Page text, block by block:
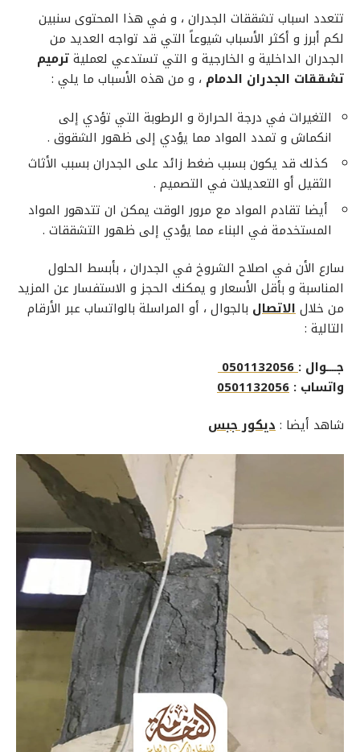
تتعدد اسباب تشققات الجدران، و في هذا المحتوى سنبين
لكم أبرز و أكثر الأسباب شيوعاً التي قد تواجه العديد من
الجدران الداخلية و الخارجية و التي تستدعي لعمليةترميم
تشققات الجدران الدمام ، و من هذه الأسباب ما يلي :
التغيرات في درجة الحرارة و الرطوبة التي تؤدي إلى
انكماش و تمدد المواد مما يؤدي إلى ظهور الشقوق .
كذلك قد يكون بسبب ضغط زائد على الجدران بسبب الأثاث
الثقيل أو التعديلات في التصميم .
أيضا تقادم المواد مع مرور الوقت يمكن ان تتدهور المواد
المستخدمة في البناء مما يؤدي إلى ظهور التشققات .
سارع الأن في اصلاح الشروخ في الجدران، بأبسط الحلول
المناسبة و بأقل الأسعار و يمكنك الحجز و الاستفسار عن المزيد
من خلالالاتصال بالجوال ، أو المراسلة بالواتساب عبر الأرقام
التالية :
جــــوال :0501132056
واتساب : 0501132056
شاهد أيضا :ديكور جبس